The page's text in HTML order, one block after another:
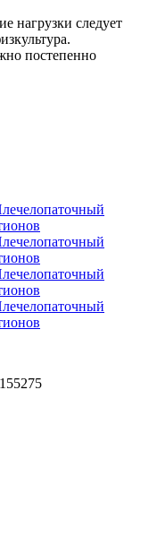
нагрузки следует
постепенно